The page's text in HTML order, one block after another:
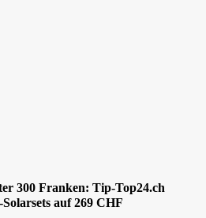
300 Franken: Tip-Top24.ch
auf 269 CHF